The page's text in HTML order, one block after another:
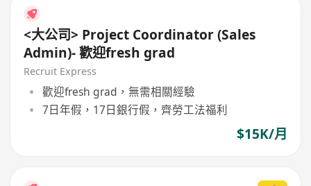
<大公司> Project Coordinator (Sales
Admin)- 歡迎fresh grad
Recruit Express
歡迎fresh grad，無需相關經驗
7日年假，17日銀行假，齊勞工法福利
$15K/月